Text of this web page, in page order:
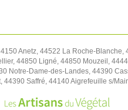
Anetz, 44522 La Roche-
44850 Ligné, 44850 Mouzeil,
Notre-Dame-des-Landes, 44390
Saffré, 44140 Aigrefeuille s/